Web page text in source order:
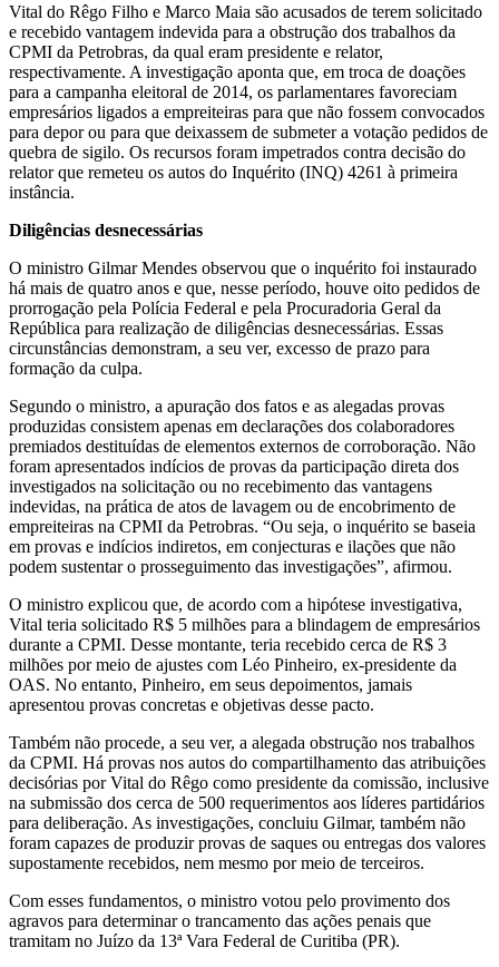
Vital do Rêgo Filho e Marco Maia são acusados de terem solicitado
e recebido vantagem indevida para a obstrução dos trabalhos da
CPMI da Petrobras, da qual eram presidente e relator,
respectivamente. A investigação aponta que, em troca de doações
para a campanha eleitoral de 2014, os parlamentares favoreciam
empresários ligados a empreiteiras para que não fossem convocados
para depor ou para que deixassem de submeter a votação pedidos de
quebra de sigilo. Os recursos foram impetrados contra decisão do
relator que remeteu os autos do Inquérito (INQ) 4261 à primeira
instância.
Diligências desnecessárias
O ministro Gilmar Mendes observou que o inquérito foi instaurado
há mais de quatro anos e que, nesse período, houve oito pedidos de
prorrogação pela Polícia Federal e pela Procuradoria Geral da
República para realização de diligências desnecessárias. Essas
circunstâncias demonstram, a seu ver, excesso de prazo para
formação da culpa.
Segundo o ministro, a apuração dos fatos e as alegadas provas
produzidas consistem apenas em declarações dos colaboradores
premiados destituídas de elementos externos de corroboração. Não
foram apresentados indícios de provas da participação direta dos
investigados na solicitação ou no recebimento das vantagens
indevidas, na prática de atos de lavagem ou de encobrimento de
empreiteiras na CPMI da Petrobras. “Ou seja, o inquérito se baseia
em provas e indícios indiretos, em conjecturas e ilações que não
podem sustentar o prosseguimento das investigações”, afirmou.
O ministro explicou que, de acordo com a hipótese investigativa,
Vital teria solicitado R$ 5 milhões para a blindagem de empresários
durante a CPMI. Desse montante, teria recebido cerca de R$ 3
milhões por meio de ajustes com Léo Pinheiro, ex-presidente da
OAS. No entanto, Pinheiro, em seus depoimentos, jamais
apresentou provas concretas e objetivas desse pacto.
Também não procede, a seu ver, a alegada obstrução nos trabalhos
da CPMI. Há provas nos autos do compartilhamento das atribuições
decisórias por Vital do Rêgo como presidente da comissão, inclusive
na submissão dos cerca de 500 requerimentos aos líderes partidários
para deliberação. As investigações, concluiu Gilmar, também não
foram capazes de produzir provas de saques ou entregas dos valores
supostamente recebidos, nem mesmo por meio de terceiros.
Com esses fundamentos, o ministro votou pelo provimento dos
agravos para determinar o trancamento das ações penais que
tramitam no Juízo da 13ª Vara Federal de Curitiba (PR).